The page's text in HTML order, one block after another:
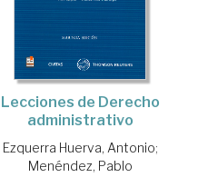
Lecciones de Derecho
administrativo
Ezquerra Huerva, Antonio;
Menéndez, Pablo